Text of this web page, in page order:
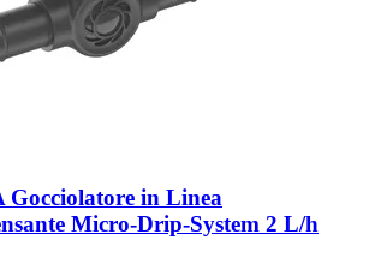
Gocciolatore in Linea
Micro-​Drip-​System 2 L/h